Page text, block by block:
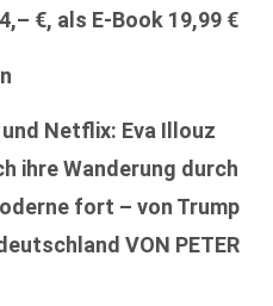
€, als E-Book 19,99 €
Netflix: Eva Illouz
ihre Wanderung durch
fort – von Trump
VON PETER